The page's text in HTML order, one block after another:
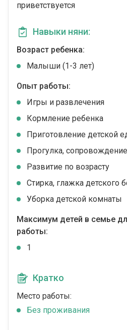
приветствуется
Навыки няни:
Возраст ребенка:
Малыши (1-3 лет)
Опыт работы:
Игры и развлечения
Кормление ребенка
Приготовление детской
Прогулка,
Развитие по возрасту
Стирка, глажка детского
Уборка детской комнаты
Максимум детей в семье
работы:
1
Кратко
Место работы:
Без проживания